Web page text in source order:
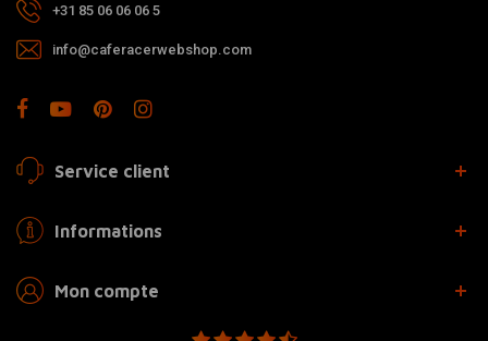
+31 85 06 06 06 5
info@caferacerwebshop.com
Service client
Informations
Mon compte